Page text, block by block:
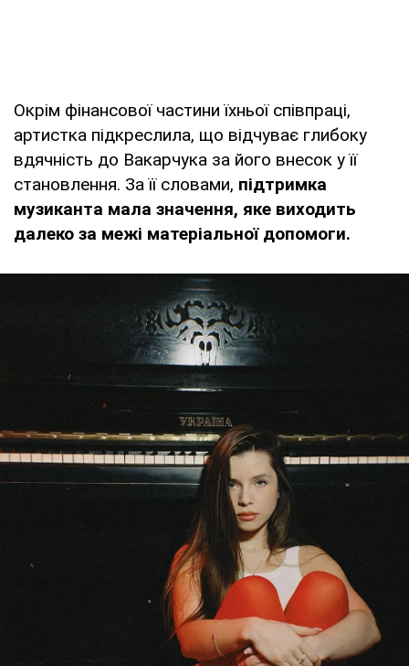
Окрім фінансової частини їхньої співпраці,
артистка підкреслила, що відчуває глибоку
вдячність до Вакарчука за його внесок у її
становлення. За її словами, підтримка
музиканта мала значення, яке виходить
далеко за межі матеріальної допомоги.